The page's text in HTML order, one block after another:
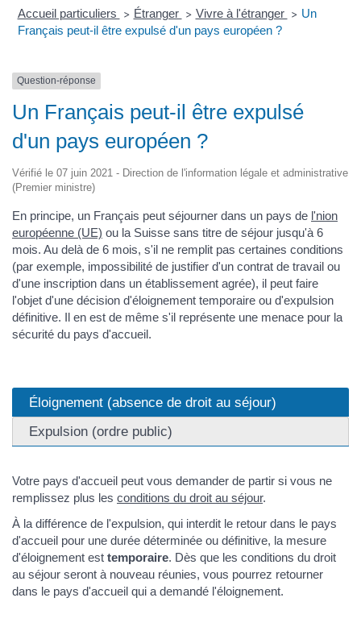
Accueil particuliers > Étranger > Vivre à l'étranger > Un
Français peut-il être expulsé d'un pays européen ?
Question-réponse
Un Français peut-il être expulsé
d'un pays européen ?
Vérifié le 07 juin 2021 - Direction de l'information légale et administrative
(Premier ministre)
En principe, un Français peut séjourner dans un pays de l'nion
européenne (UE) ou la Suisse sans titre de séjour jusqu'à 6
mois. Au delà de 6 mois, s'il ne remplit pas certaines conditions
(par exemple, impossibilité de justifier d'un contrat de travail ou
d'une inscription dans un établissement agrée), il peut faire
l'objet d'une décision d'éloignement temporaire ou d'expulsion
définitive. Il en est de même s'il représente une menace pour la
sécurité du pays d'accueil.
Éloignement (absence de droit au séjour)
Expulsion (ordre public)
Votre pays d'accueil peut vous demander de partir si vous ne
remplissez plus les conditions du droit au séjour.
À la différence de l'expulsion, qui interdit le retour dans le pays
d'accueil pour une durée déterminée ou définitive, la mesure
d'éloignement est temporaire. Dès que les conditions du droit
au séjour seront à nouveau réunies, vous pourrez retourner
dans le pays d'accueil qui a demandé l'éloignement.